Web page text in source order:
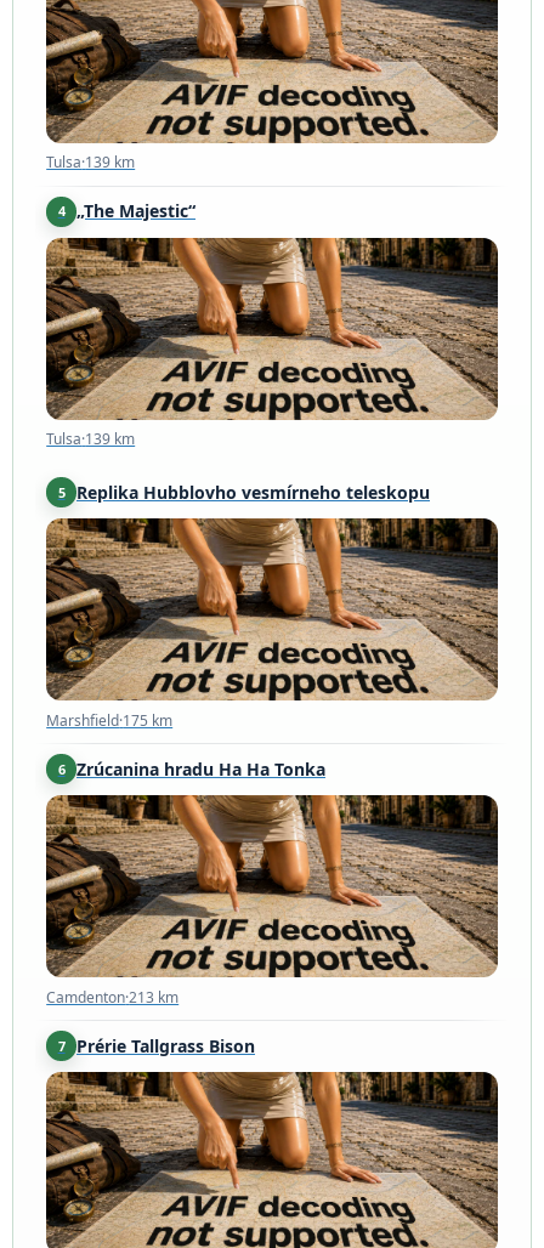
Tulsa·139 km
4 „The Majestic“
Tulsa·139 km
Tulsa·139 km
5 Replika Hubblovho vesmírneho teleskopu
Marshfield·175 km
Marshfield·175 km
6 Zrúcanina hradu Ha Ha Tonka
Camdenton·213 km
Camdenton·213 km
7 Prérie Tallgrass Bison
Strong City·221 km